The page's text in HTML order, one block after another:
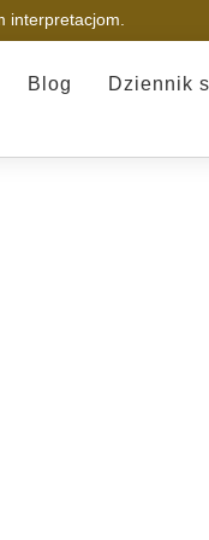
interpretacjom.
Blog Dziennik